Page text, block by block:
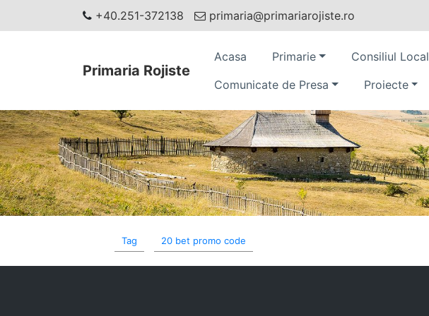
+40.251-372138 primaria@primariarojiste.ro
Primaria Rojiste
Acasa Primarie Consiliul Local
Comunicate de Presa
Proiecte
Tag 20 bet promo code